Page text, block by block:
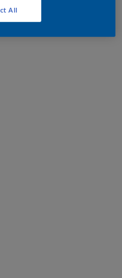
All